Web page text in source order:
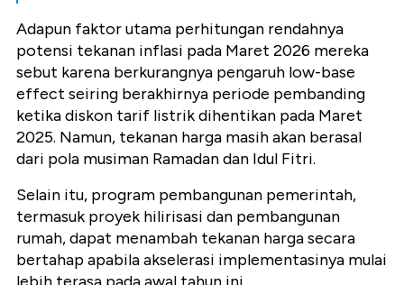
Adapun faktor utama perhitungan rendahnya
potensi tekanan inflasi pada Maret 2026 mereka
sebut karena berkurangnya pengaruh low-base
effect seiring berakhirnya periode pembanding
ketika diskon tarif listrik dihentikan pada Maret
2025. Namun, tekanan harga masih akan berasal
dari pola musiman Ramadan dan Idul Fitri.
Selain itu, program pembangunan pemerintah,
termasuk proyek hilirisasi dan pembangunan
rumah, dapat menambah tekanan harga secara
bertahap apabila akselerasi implementasinya mulai